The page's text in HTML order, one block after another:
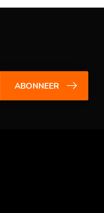
ABONNEER